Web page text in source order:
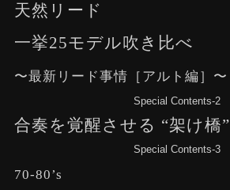
天然リード
一挙25モデル吹き比べ
〜最新リード事情［アルト編］〜
Special Contents-2
合奏を覚醒させる “架け橋”
Special Contents-3
70-80’s